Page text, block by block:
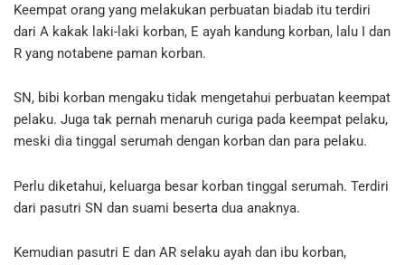
Keempat orang yang melakukan perbuatan biadab itu terdiri
dari A kakak laki-laki korban, E ayah kandung korban, lalu I dan
R yang notabene paman korban.
SN, bibi korban mengaku tidak mengetahui perbuatan keempat
pelaku. Juga tak pernah menaruh curiga pada keempat pelaku,
meski dia tinggal serumah dengan korban dan para pelaku.
Perlu diketahui, keluarga besar korban tinggal serumah. Terdiri
dari pasutri SN dan suami beserta dua anaknya.
Kemudian pasutri E dan AR selaku ayah dan ibu korban,